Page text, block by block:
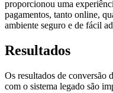
proporcionou uma
pagamentos, tanto online,
ambiente seguro e de fácil
Resultados
Os resultados de
com o sistema legado são